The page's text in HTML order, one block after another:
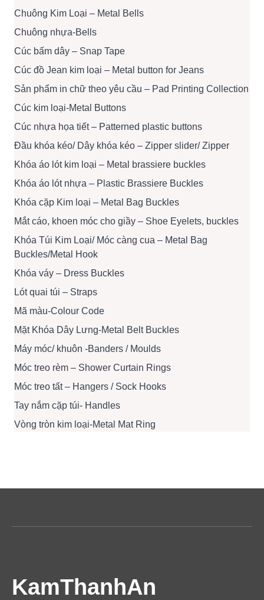
Chuông Kim Loại – Metal Bells
Chuông nhựa-Bells
Cúc bấm dây – Snap Tape
Cúc đồ Jean kim loại – Metal button for Jeans
Sản phẩm in chữ theo yêu cầu – Pad Printing Collection
Cúc kim loại-Metal Buttons
Cúc nhựa họa tiết – Patterned plastic buttons
Đầu khóa kéo/ Dây khóa kéo – Zipper slider/ Zipper
Khóa áo lót kim loại – Metal brassiere buckles
Khóa áo lót nhựa – Plastic Brassiere Buckles
Khóa cặp Kim loại – Metal Bag Buckles
Mắt cáo, khoen móc cho giầy – Shoe Eyelets, buckles
Khóa Túi Kim Loại/ Móc càng cua – Metal Bag
Buckles/Metal Hook
Khóa váy – Dress Buckles
Lót quai túi – Straps
Mã màu-Colour Code
Mặt Khóa Dây Lưng-Metal Belt Buckles
Máy móc/ khuôn -Banders / Moulds
Móc treo rèm – Shower Curtain Rings
Móc treo tất – Hangers / Sock Hooks
Tay nắm cặp túi- Handles
Vòng tròn kim loại-Metal Mat Ring
KamThanhAn